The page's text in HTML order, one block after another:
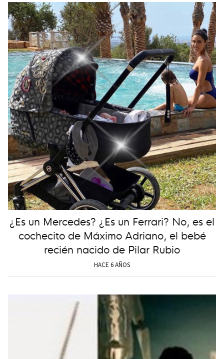
¿Es un Mercedes? ¿Es un Ferrari? No, es el
cochecito de Máximo Adriano, el bebé
recién nacido de Pilar Rubio
HACE 6 AÑOS